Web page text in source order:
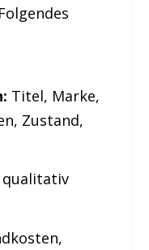
Titel, Marke,
Zustand,
qualitativ